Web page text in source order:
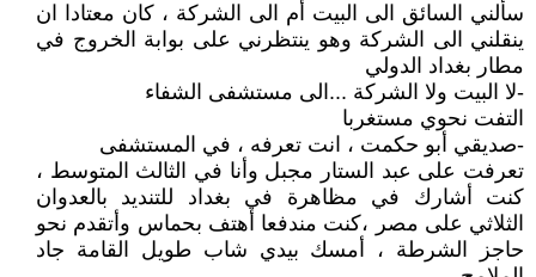
سألني السائق الى البيت أم الى الشركة ، كان معتادا ان
ينقلني الى الشركة وهو ينتظرني على بوابة الخروج في
مطار بغداد الدولي
-لا البيت ولا الشركة ...الى مستشفى الشفاء
التفت نحوي مستغربا
-صديقي أبو حكمت ، انت تعرفه ، في المستشفى
تعرفت على عبد الستار مجبل وأنا في الثالث المتوسط ،
كنت أشارك في مظاهرة في بغداد للتنديد بالعدوان
الثلاثي على مصر ،كنت مندفعا أهتف بحماس وأتقدم نحو
حاجز الشرطة ، أمسك بيدي شاب طويل القامة جاد